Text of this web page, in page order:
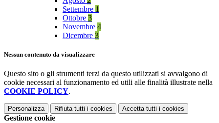
Settembre 1
Ottobre 3
Novembre 4
Dicembre 3
Nessun contenuto da visualizzare
Questo sito o gli strumenti terzi da questo utilizzati si avvalgono di
cookie necessari al funzionamento ed utili alle finalità illustrate nella
COOKIE POLICY.
Personalizza Rifiuta tutti i cookies Accetta tutti i cookies
Gestione cookie